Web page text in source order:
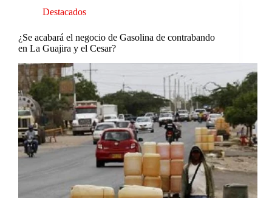
Destacados
¿Se acabará el negocio de Gasolina de contrabando
en La Guajira y el Cesar?